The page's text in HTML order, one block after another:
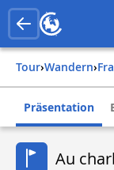
Tour› Wandern›
Präsentation
Au